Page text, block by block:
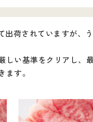
出荷されていますが、
い基準をクリアし、
す。